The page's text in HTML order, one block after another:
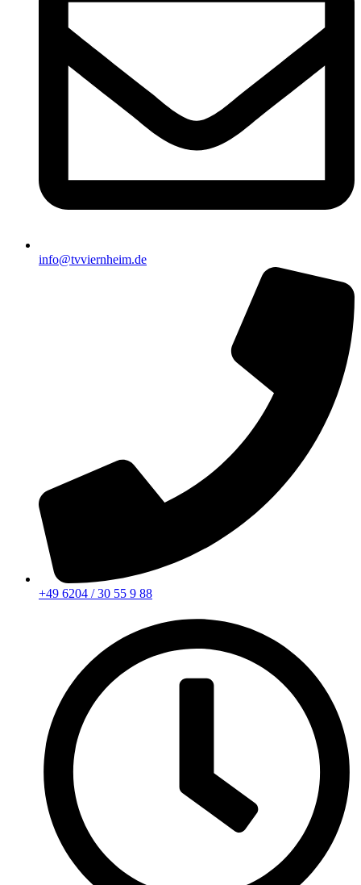
info@tvviernheim.de
+49 6204 / 30 55 9 88